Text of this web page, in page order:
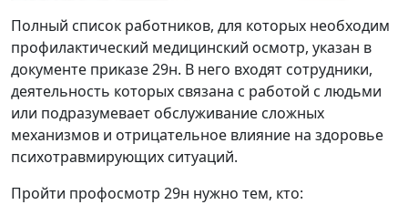
Полный список работников, для которых необходим
профилактический медицинский осмотр, указан в
документе приказе 29н. В него входят сотрудники,
деятельность которых связана с работой с людьми
или подразумевает обслуживание сложных
механизмов и отрицательное влияние на здоровье
психотравмирующих ситуаций.
Пройти профосмотр 29н нужно тем, кто: